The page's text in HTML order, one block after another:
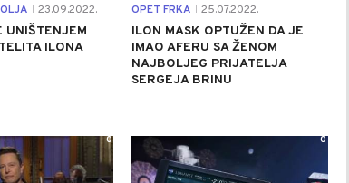
23.09.2022.
UNIŠTENJEM
ILONA
OPET FRKA 25.07.2022.
ILON MASK OPTUŽEN DA JE
IMAO AFERU SA ŽENOM
NAJBOLJEG PRIJATELJA
SERGEJA BRINU
0 0